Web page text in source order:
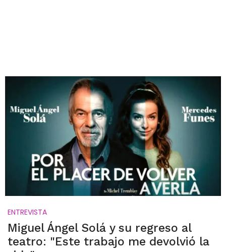
ENTREVISTA
Miguel Ángel Solá y su regreso al
teatro: "Este trabajo me devolvió la